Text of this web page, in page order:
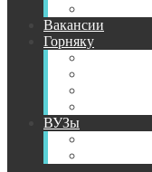
Вакансии
Горняку
ВУЗы